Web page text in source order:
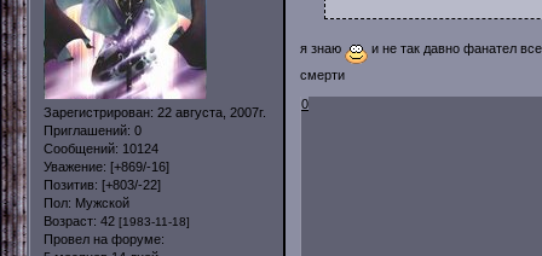
Зарегистрирован: 22 августа, 2007г.
Приглашений: 0
Сообщений: 10124
Уважение: [+869/-16]
Позитив: [+803/-22]
Пол: Мужской
Возраст: 42 [1983-11-18]
Провел на форуме:
я знаю
и не так давно фанател
смерти
0